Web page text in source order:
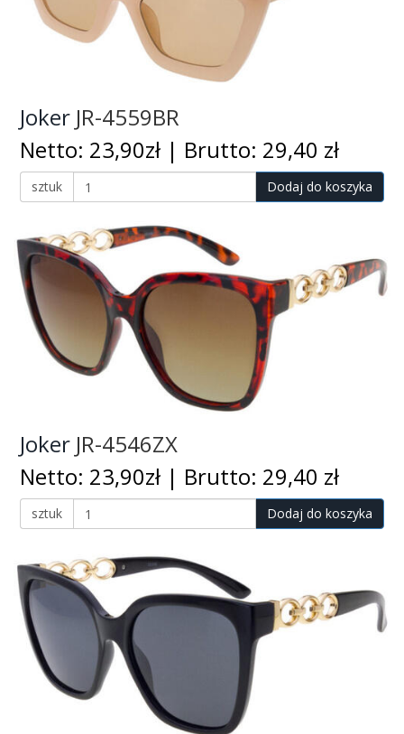
Joker JR-4559BR
Netto: 23,90zł | Brutto: 29,40 zł
sztuk Dodaj do koszyka
Joker JR-4546ZX
Netto: 23,90zł | Brutto: 29,40 zł
sztuk Dodaj do koszyka